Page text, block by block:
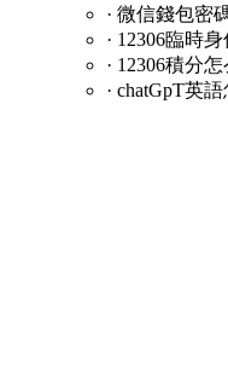
· 微信錢包密
· 12306臨時
· 12306積分怎
· chatGpT英